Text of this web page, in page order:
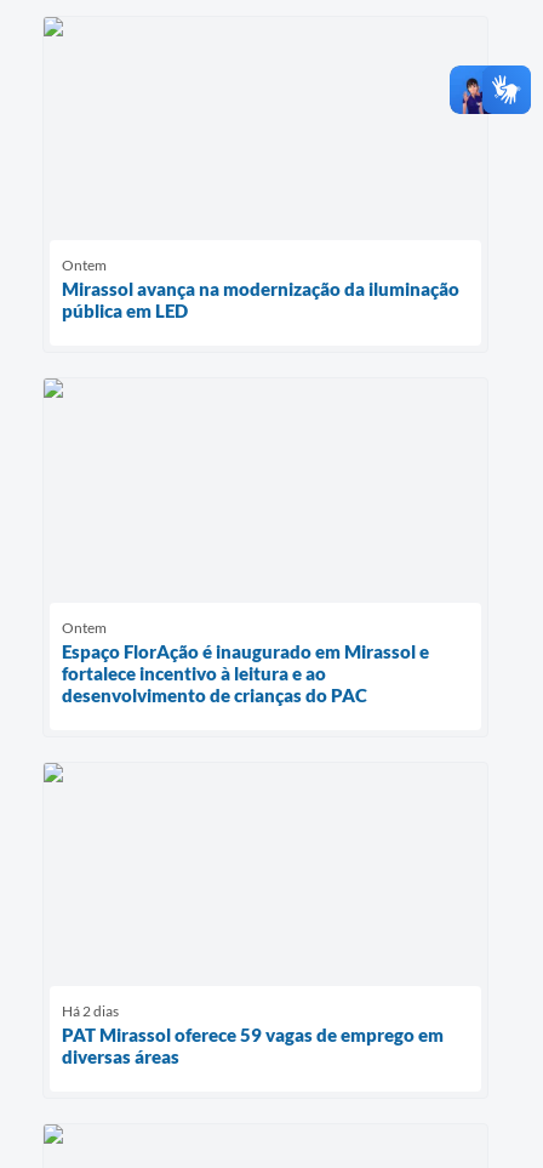
Ontem
Mirassol avança na modernização da iluminação
pública em LED
Ontem
Espaço FlorAção é inaugurado em Mirassol e
fortalece incentivo à leitura e ao
desenvolvimento de crianças do PAC
Há 2 dias
PAT Mirassol oferece 59 vagas de emprego em
diversas áreas